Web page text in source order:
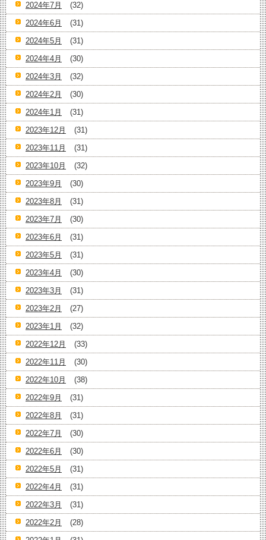
2024年7月
(32)
2024年6月
(31)
2024年5月
(31)
2024年4月
(30)
2024年3月
(32)
2024年2月
(30)
2024年1月
(31)
2023年12月
(31)
2023年11月
(31)
2023年10月
(32)
2023年9月
(30)
2023年8月
(31)
2023年7月
(30)
2023年6月
(31)
2023年5月
(31)
2023年4月
(30)
2023年3月
(31)
2023年2月
(27)
2023年1月
(32)
2022年12月
(33)
2022年11月
(30)
2022年10月
(38)
2022年9月
(31)
2022年8月
(31)
2022年7月
(30)
2022年6月
(30)
2022年5月
(31)
2022年4月
(31)
2022年3月
(31)
2022年2月
(28)